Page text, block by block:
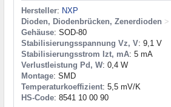
Hersteller: NXP
Dioden, Diodenbrücken, Zenerdioden >
Gehäuse: SOD-80
Stabilisierungsspannung Vz, V: 9,1 V
Stabilisierungsstrom Izt, mA: 5 mA
Verlustleistung Pd, W: 0,4 W
Montage: SMD
Temperaturkoeffizient: 5,5 mV/K
HS-Code: 8541 10 00 90